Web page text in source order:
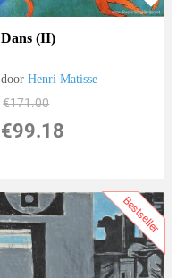
Dans (II)
doorHenri Matisse
€171.00
€99.18
Bestseller